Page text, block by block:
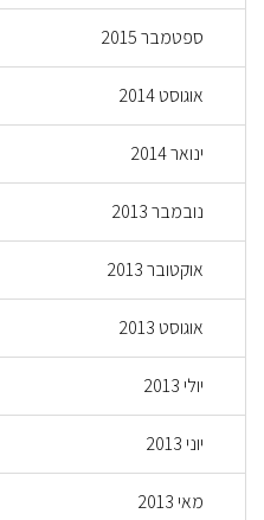
ספטמבר 2015
אוגוסט 2014
ינואר 2014
נובמבר 2013
אוקטובר 2013
אוגוסט 2013
יולי 2013
יוני 2013
מאי 2013